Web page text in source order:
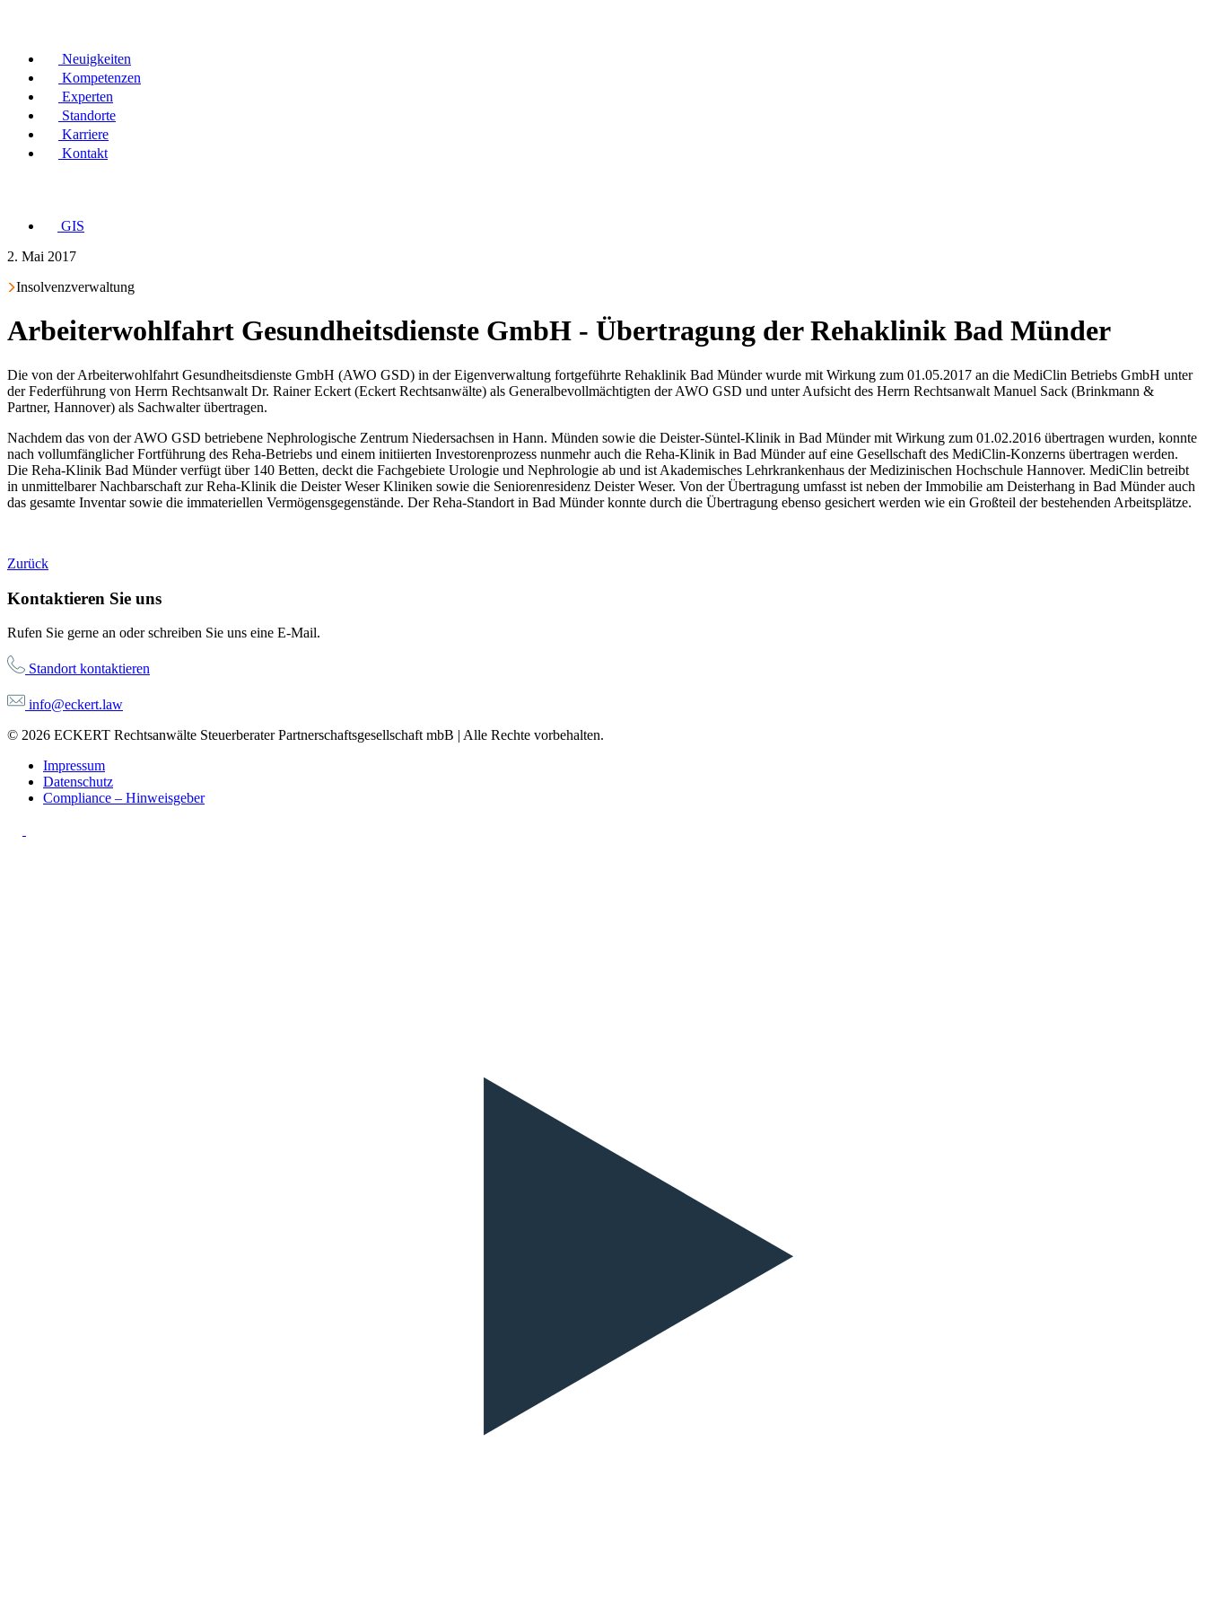
Neuigkeiten
Kompetenzen
Experten
Standorte
Karriere
Kontakt
GIS
2. Mai 2017
Insolvenzverwaltung
Arbeiterwohlfahrt Gesundheitsdienste GmbH - Übertragung der Rehaklinik Bad Münder
Die von der Arbeiterwohlfahrt Gesundheitsdienste GmbH (AWO GSD) in der Eigenverwaltung fortgeführte Rehaklinik Bad Münder wurde mit Wirkung zum 01.05.2017 an die MediClin Betriebs GmbH unter
der Federführung von Herrn Rechtsanwalt Dr. Rainer Eckert (Eckert Rechtsanwälte) als Generalbevollmächtigten der AWO GSD und unter Aufsicht des Herrn Rechtsanwalt Manuel Sack (Brinkmann &
Partner, Hannover) als Sachwalter übertragen.
Nachdem das von der AWO GSD betriebene Nephrologische Zentrum Niedersachsen in Hann. Münden sowie die Deister-Süntel-Klinik in Bad Münder mit Wirkung zum 01.02.2016 übertragen wurden, konnte
nach vollumfänglicher Fortführung des Reha-Betriebs und einem initiierten Investorenprozess nunmehr auch die Reha-Klinik in Bad Münder auf eine Gesellschaft des MediClin-Konzerns übertragen werden.
Die Reha-Klinik Bad Münder verfügt über 140 Betten, deckt die Fachgebiete Urologie und Nephrologie ab und ist Akademisches Lehrkrankenhaus der Medizinischen Hochschule Hannover. MediClin betreibt
in unmittelbarer Nachbarschaft zur Reha-Klinik die Deister Weser Kliniken sowie die Seniorenresidenz Deister Weser. Von der Übertragung umfasst ist neben der Immobilie am Deisterhang in Bad Münder auch
das gesamte Inventar sowie die immateriellen Vermögensgegenstände. Der Reha-Standort in Bad Münder konnte durch die Übertragung ebenso gesichert werden wie ein Großteil der bestehenden Arbeitsplätze.
Zurück
Kontaktieren Sie uns
Rufen Sie gerne an oder schreiben Sie uns eine E-Mail.
Standort kontaktieren
info@eckert.law
© 2026 ECKERT Rechtsanwälte Steuerberater Partnerschaftsgesellschaft mbB | Alle Rechte vorbehalten.
Impressum
Datenschutz
Compliance – Hinweisgeber